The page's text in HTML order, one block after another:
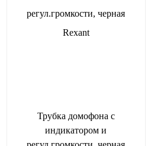
Трубка домофона с
индикатором и